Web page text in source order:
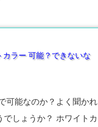
カラー 可能？できないな
可能なのか？よく聞かれ
でしょうか？ ホワイトカ